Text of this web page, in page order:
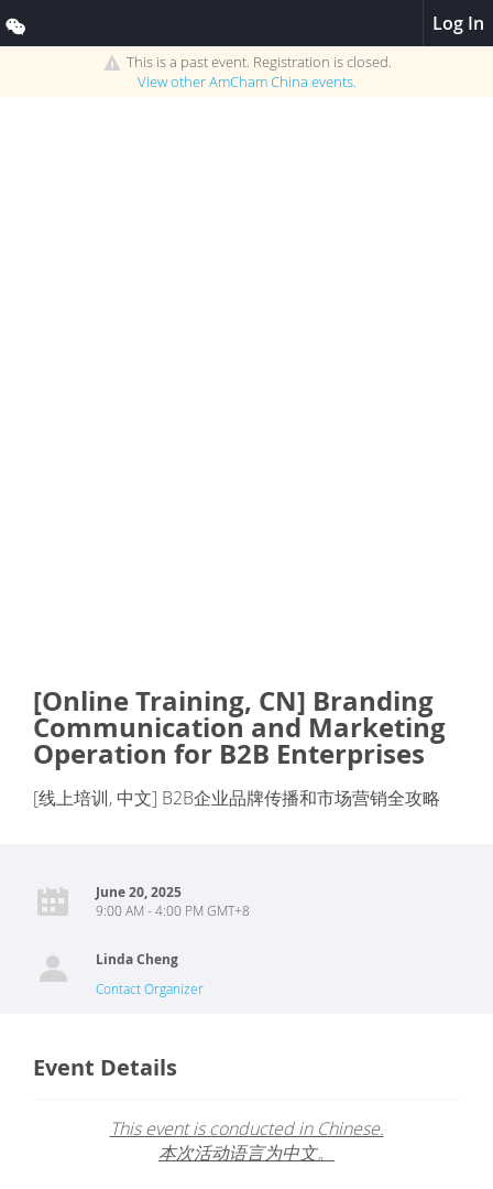
Log In
This is a past event. Registration is closed.
View otherAmCham China events.
[Online Training, CN] Branding
Communication and Marketing
Operation for B2B Enterprises
[线上培训, 中文] B2B企业品牌传播和市场营销全攻略
June 20, 2025
9:00 AM - 4:00 PM GMT+8
Linda Cheng
Contact Organizer
Event Details
This event is conducted in Chinese.
本次活动语言为中文。